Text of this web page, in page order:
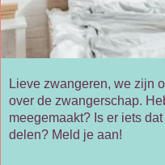
Lieve zwangeren, we zijn
over de zwangerschap.
meegemaakt? Is er iets
delen? Meld je aan!